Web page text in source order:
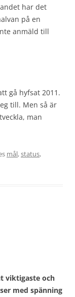
har det
på en
anmäld till
gå hyfsat 2011.
till. Men så är
man
mål,status,
viktigaste och
med spänning